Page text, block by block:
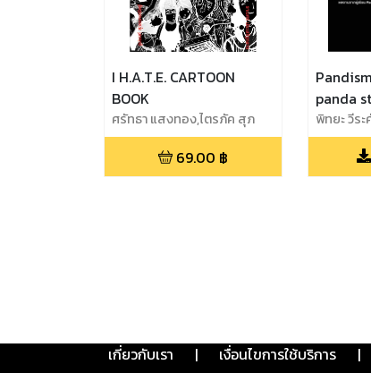
I H.A.T.E. CARTOON
BOOK
ศรัทธา แสงทอง,ไตรภัค สุภ
วัฒนา,ฐปนนท์ สุวรรณ
กนิษฐ์,ทักษ์ ไทยทะเล,พิทยะ วีระ
ศักดิ์วงศ์,ราเมศร์ ประเสริฐ
69.00 ฿
panda
002
พิทยะ วีร
เกี่ยวกับเรา | เงื่อนไขการใช้บริการ |